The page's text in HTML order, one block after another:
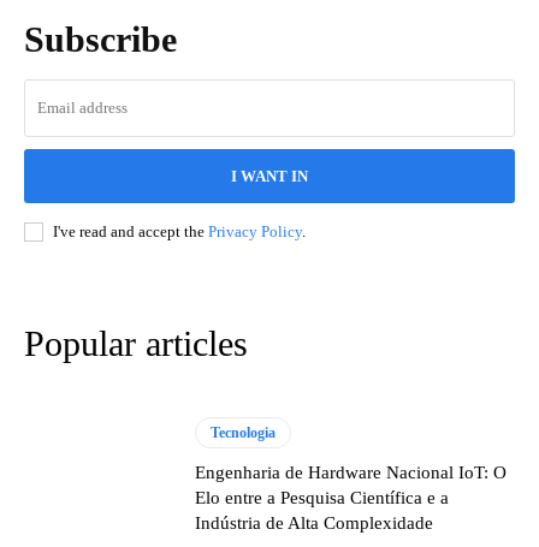
Subscribe
I WANT IN
I've read and accept the Privacy Policy.
Popular articles
Tecnologia
Engenharia de Hardware Nacional IoT: O
Elo entre a Pesquisa Científica e a
Indústria de Alta Complexidade